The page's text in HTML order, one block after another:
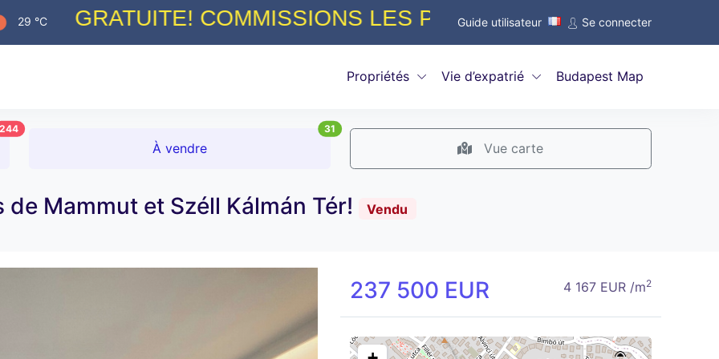
29 °C COMMISSIONS LES PLUS BASSES DU MARCHÉ À
Guide utilisateur Se connecter
Propriétés Vie d’expatrié Budapest Map
244
À vendre
31
Vue carte
de Mammut et Széll Kálmán Tér!
Vendu
237 500 EUR 4 167 EUR /m2